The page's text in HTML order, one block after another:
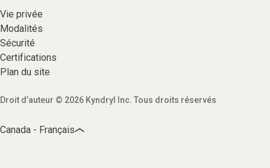
Vie privée​
Modalités
Sécurité​
Certifications
Plan du site​
Droit d’auteur © 2026 Kyndryl Inc. Tous droits réservés​
Canada - Français